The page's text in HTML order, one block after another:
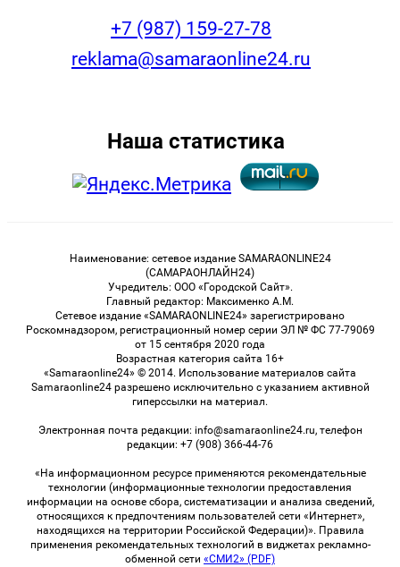
+7 (987) 159-27-78
reklama@samaraonline24.ru
Наша статистика
Наименование: сетевое издание SAMARAONLINE24
(САМАРАОНЛАЙН24)
Учредитель: ООО «Городской Сайт».
Главный редактор: Максименко А.М.
Сетевое издание «SAMARAONLINE24» зарегистрировано
Роскомнадзором, регистрационный номер серии ЭЛ № ФС 77-79069
от 15 сентября 2020 года
Возрастная категория сайта 16+
«Samaraonline24» © 2014. Использование материалов сайта
Samaraonline24 разрешено исключительно с указанием активной
гиперссылки на материал.
Электронная почта редакции: info@samaraonline24.ru, телефон
редакции: +7 (908) 366-44-76
«На информационном ресурсе применяются рекомендательные
технологии (информационные технологии предоставления
информации на основе сбора, систематизации и анализа сведений,
относящихся к предпочтениям пользователей сети «Интернет»,
находящихся на территории Российской Федерации)». Правила
применения рекомендательных технологий в виджетах рекламно-
обменной сети «СМИ2» (PDF)